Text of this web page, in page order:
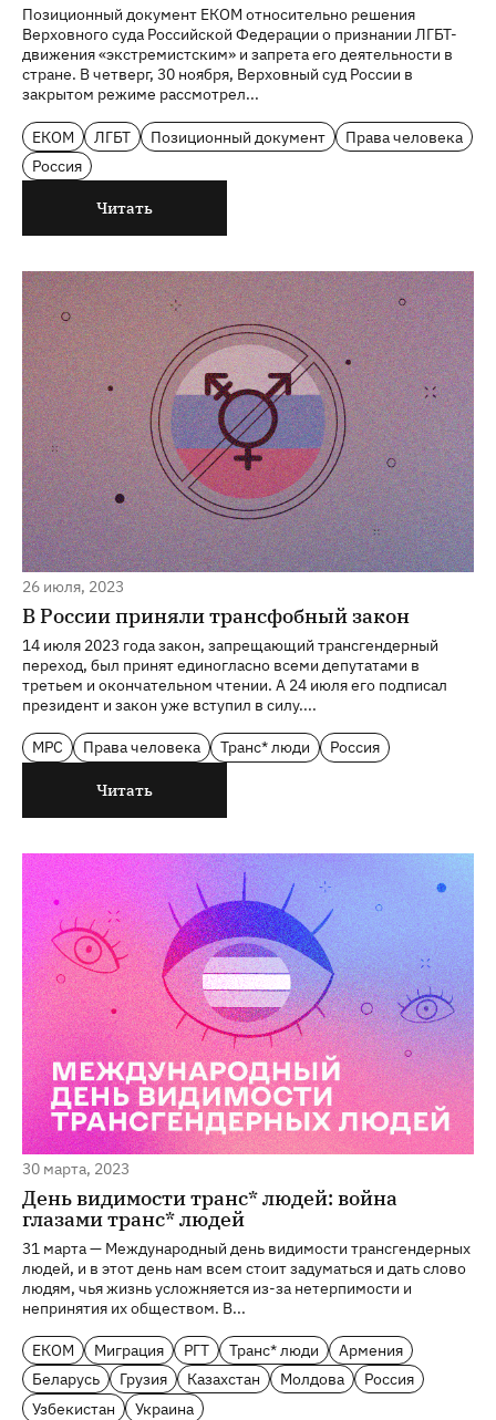
Позиционный документ ЕКОМ относительно решения
Верховного суда Российской Федерации о признании ЛГБТ-
движения «экстремистским» и запрета его деятельности в
стране. В четверг, 30 ноября, Верховный суд России в
закрытом режиме рассмотрел...
ЕКОМ ЛГБТ Позиционный документ
Права человека
Россия
Читать
26 июля, 2023
В России приняли трансфобный закон
14 июля 2023 года закон, запрещающий трансгендерный
переход, был принят единогласно всеми депутатами в
третьем и окончательном чтении. А 24 июля его подписал
президент и закон уже вступил в силу....
МРС Права человека Транс* люди Россия
Читать
30 марта, 2023
День видимости транс* людей: война
глазами транс* людей
31 марта — Международный день видимости трансгендерных
людей, и в этот день нам всем стоит задуматься и дать слово
людям, чья жизнь усложняется из-за нетерпимости и
непринятия их обществом. В...
ЕКОМ Миграция РГТ Транс* люди
Армения
Беларусь
Грузия Казахстан Молдова
Россия
Узбекистан
Украина